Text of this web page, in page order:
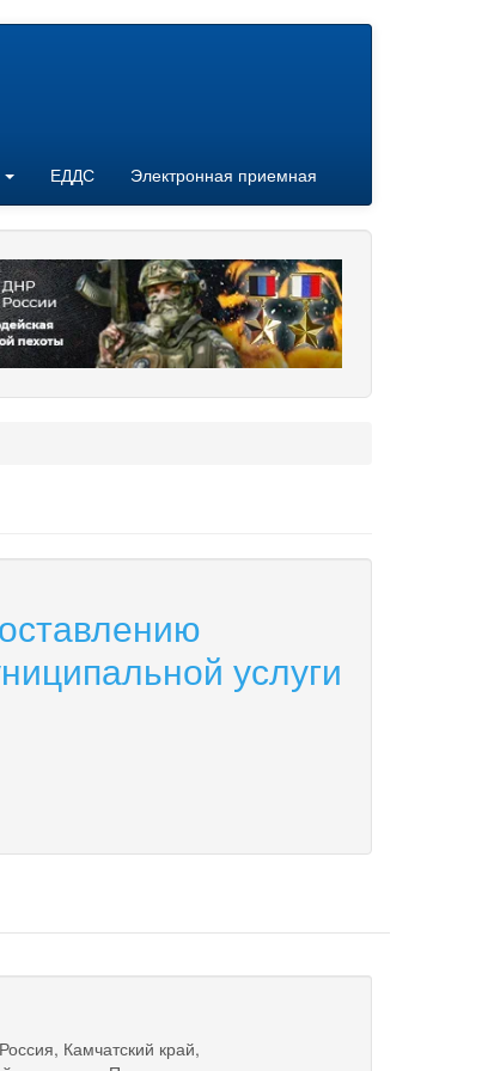
ЕДДС Электронная приемная
услуги
Камчатский край,